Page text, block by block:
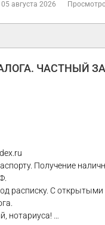
05 августа 2026
ЧАСТНЫЙ
Получение
расписку. С
нотариуса! …